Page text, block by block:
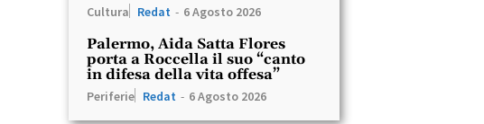
Cultura Redat - 6 Agosto 2026
Palermo, Aida Satta Flores
porta a Roccella il suo “canto
in difesa della vita offesa”
Periferie Redat - 6 Agosto 2026